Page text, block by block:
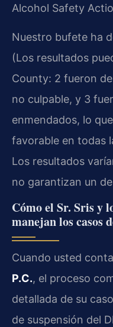
Alcohol Safety
Nuestro bufete ha
(Los resultados
County: 2 fueron
no culpable, y 3
enmendados, lo
favorable en todas
Los resultados
no garantizan un
Cómo el Sr. Sris y
manejan los casos
Cuando usted
P.C., el proceso
detallada de su
de suspensión del